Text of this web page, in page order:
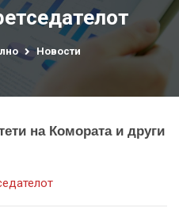
Новости
на Комората и други